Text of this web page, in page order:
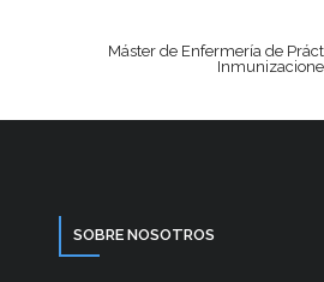
Máster de Enfermería de
SOBRE NOSOTROS